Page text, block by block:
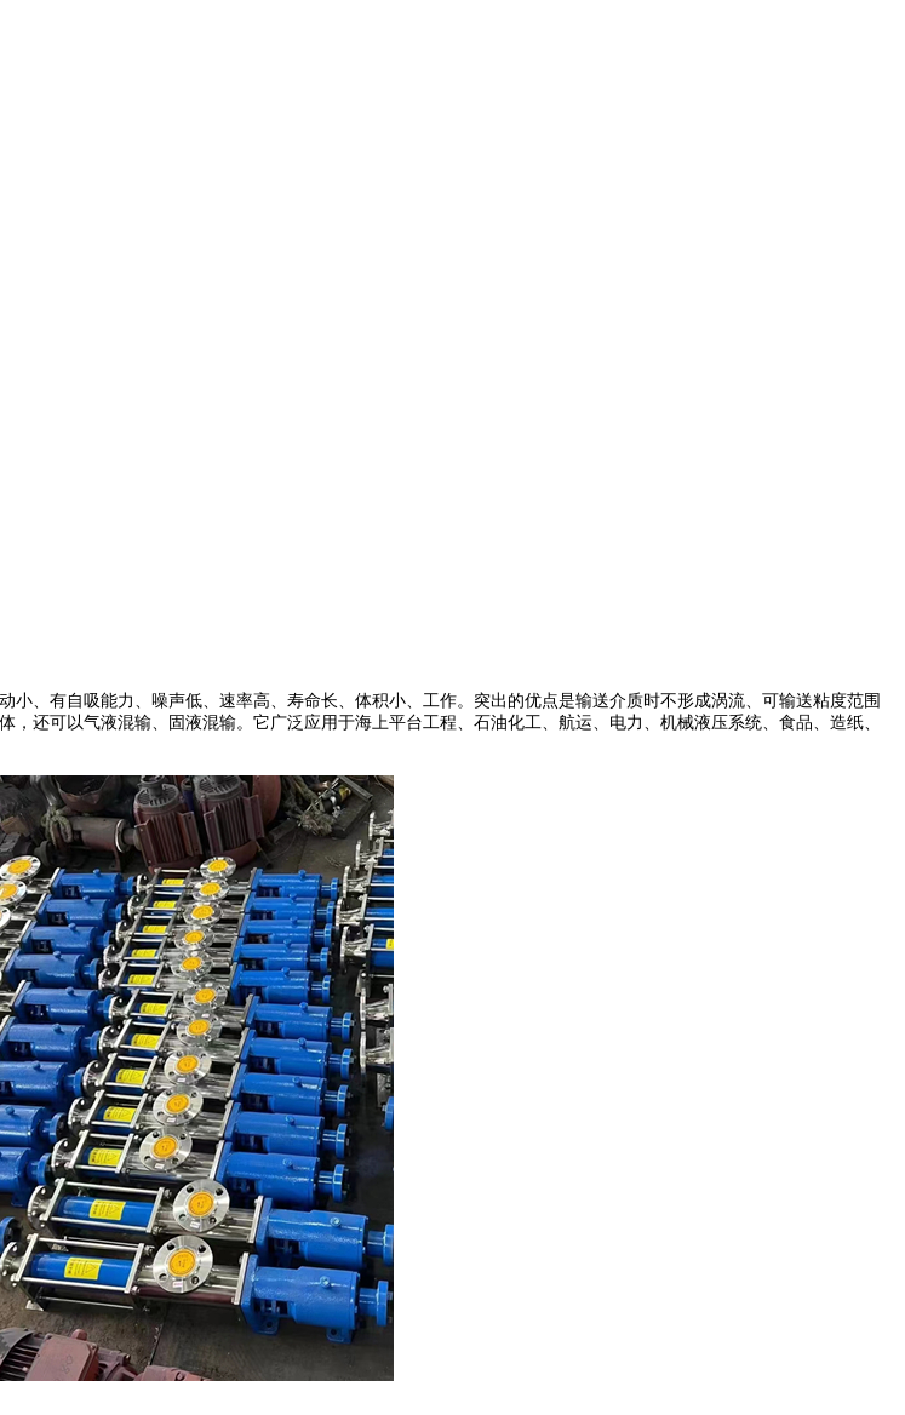
、有自吸能力、噪声低、速率高、寿命长、体积小、工作。突出的优点是输送介质时不形成涡流、可输送粘度范围
还可以气液混输、固液混输。它广泛应用于海上平台工程、石油化工、航运、电力、机械液压系统、食品、造纸、